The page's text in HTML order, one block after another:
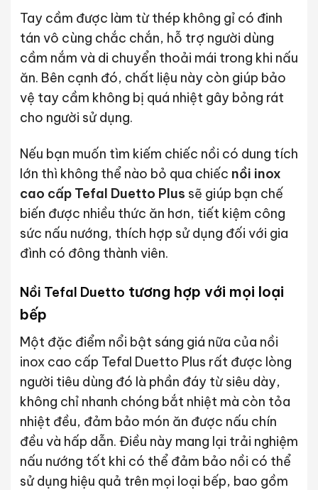
Tay cầm được làm từ thép không gỉ có đinh
tán vô cùng chắc chắn, hỗ trợ người dùng
cầm nắm và di chuyển thoải mái trong khi nấu
ăn. Bên cạnh đó, chất liệu này còn giúp bảo
vệ tay cầm không bị quá nhiệt gây bỏng rát
cho người sử dụng.
Nếu bạn muốn tìm kiếm chiếc nồi có dung tích
lớn thì không thể nào bỏ qua chiếc nồi inox
cao cấp Tefal Duetto Plus sẽ giúp bạn chế
biến được nhiều thức ăn hơn, tiết kiệm công
sức nấu nướng, thích hợp sử dụng đối với gia
đình có đông thành viên.
Nồi Tefal Duetto tương hợp với mọi loại
bếp
Một đặc điểm nổi bật sáng giá nữa của nồi
inox cao cấp Tefal Duetto Plus rất được lòng
người tiêu dùng đó là phần đáy từ siêu dày,
không chỉ nhanh chóng bắt nhiệt mà còn tỏa
nhiệt đều, đảm bảo món ăn được nấu chín
đều và hấp dẫn. Điều này mang lại trải nghiệm
nấu nướng tốt khi có thể đảm bảo nồi có thể
sử dụng hiệu quả trên mọi loại bếp, bao gồm